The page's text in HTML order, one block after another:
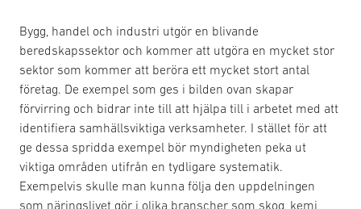
Bygg, handel och industri utgör en blivande
beredskapssektor och kommer att utgöra en mycket stor
sektor som kommer att beröra ett mycket stort antal
företag. De exempel som ges i bilden ovan skapar
förvirring och bidrar inte till att hjälpa till i arbetet med att
identifiera samhällsviktiga verksamheter. I stället för att
ge dessa spridda exempel bör myndigheten peka ut
viktiga områden utifrån en tydligare systematik.
Exempelvis skulle man kunna följa den uppdelningen
som näringslivet gör i olika branscher som skog, kemi,